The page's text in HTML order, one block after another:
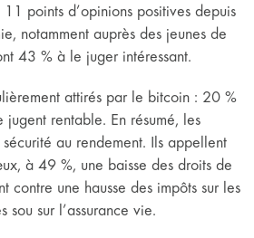
points d’opinions positives depuis
notamment auprès des jeunes de
43 % à le juger intéressant.
attirés par le bitcoin : 20 %
rentable. En résumé, les
au rendement. Ils appellent
à 49 %, une baisse des droits de
contre une hausse des impôts sur les
sou sur l’assurance vie.